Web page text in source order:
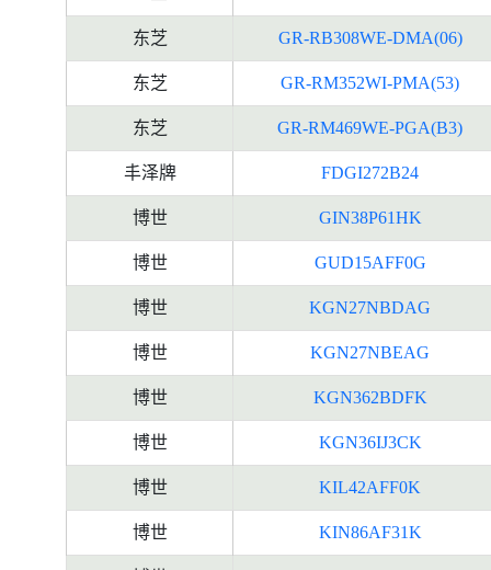
东芝 GR-RB308WE-DMA(06)
东芝 GR-RM352WI-PMA(53)
东芝 GR-RM469WE-PGA(B3)
丰泽牌 FDGI272B24
博世 GIN38P61HK
博世 GUD15AFF0G
博世 KGN27NBDAG
博世 KGN27NBEAG
博世 KGN362BDFK
博世 KGN36IJ3CK
博世 KIL42AFF0K
博世 KIN86AF31K